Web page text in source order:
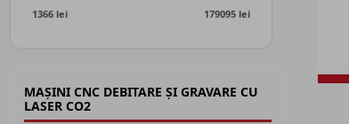
1366lei 179095 lei
MAȘINI CNC DEBITARE ȘI GRAVARE CU
LASER CO2